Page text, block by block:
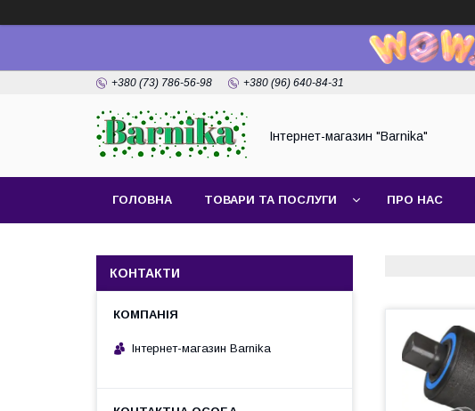
+380 (73) 786-56-98 +380 (96) 640-84-31
Інтернет-магазин "Barnika"
ГОЛОВНА ТОВАРИ ТА ПОСЛУГИ ПРО НАС
КОНТАКТИ
Інтернет-магазин Barnika